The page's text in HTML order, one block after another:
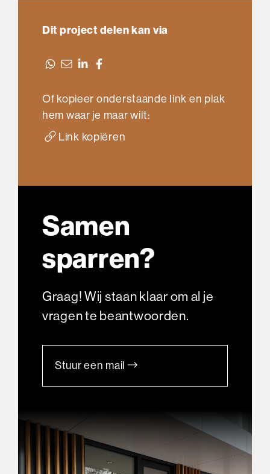
Samen
sparren?
Graag! Wij staan klaar om al je
vragen te beantwoorden.
Stuur een mail
Dit project delen kan via
Of kopieer onderstaande link en plak
hem waar je maar wilt:
Link kopiëren